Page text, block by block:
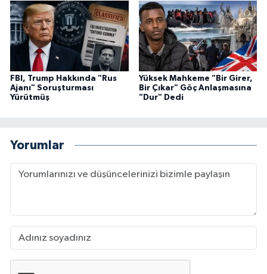
FBI, Trump Hakkında "Rus
Ajanı" Soruşturması
Yürütmüş
Yüksek Mahkeme "Bir Girer,
Bir Çıkar" Göç Anlaşmasına
"Dur" Dedi
Yorumlar